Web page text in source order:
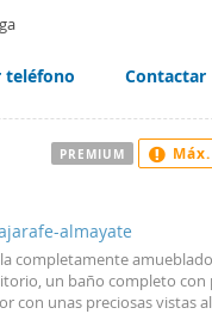
momentos al aire libre. El
empotrados para
las estancias están
el ambiente perfecto
residentes tendrán acceso
una piscina comunitaria , un
de una plaza
seguro y cómodo para
a 15 minutos de Málaga
y comercios cercanos.
y para programar una
teléfono Contactar
almayate
completamente
un baño completo con
con unas preciosas vistas
PREMIUM